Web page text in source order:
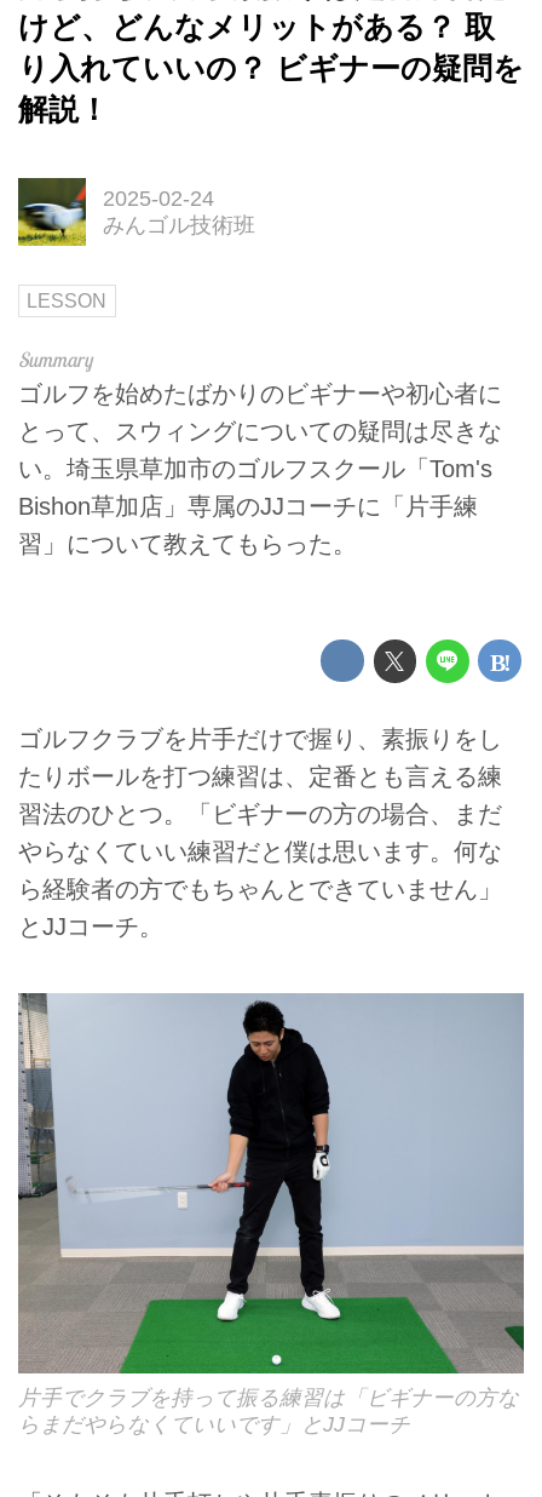
けど、どんなメリットがある？ 取
り入れていいの？ ビギナーの疑問を
解説！
2025-02-24
みんゴル技術班
LESSON
ゴルフを始めたばかりのビギナーや初心者に
とって、スウィングについての疑問は尽きな
い。埼玉県草加市のゴルフスクール「Tom's
Bishon草加店」専属のJJコーチに「片手練
習」について教えてもらった。
ゴルフクラブを片手だけで握り、素振りをし
たりボールを打つ練習は、定番とも言える練
習法のひとつ。「ビギナーの方の場合、まだ
やらなくていい練習だと僕は思います。何な
ら経験者の方でもちゃんとできていません」
とJJコーチ。
片手でクラブを持って振る練習は「ビギナーの方な
らまだやらなくていいです」とJJコーチ